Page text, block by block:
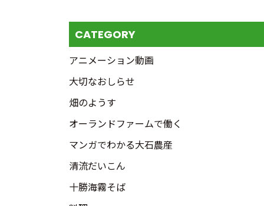
CATEGORY
アニメーション動画
大切なおしらせ
畑のようす
オーランドファームで働く
マンガでわかる大石農産
清流だいこん
十勝海霧そば